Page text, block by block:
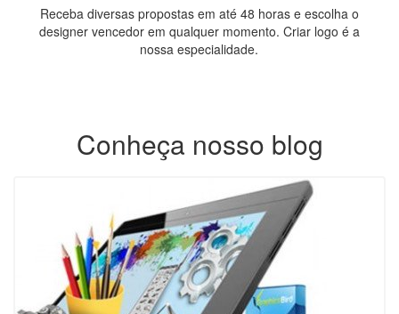
Receba diversas propostas em até 48 horas e escolha o
designer vencedor em qualquer momento. Criar logo é a
nossa especialidade.
Conheça nosso blog